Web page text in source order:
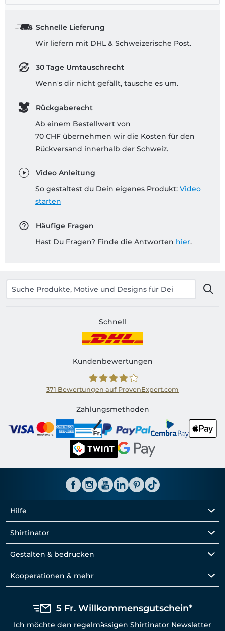
Schnelle Lieferung
Wir liefern mit DHL & Schweizerische Post.
30 Tage Umtauschrecht
Wenn's dir nicht gefällt, tausche es um.
Rückgaberecht
Ab einem Bestellwert von
70 CHF übernehmen wir die Kosten für den
Rückversand innerhalb der Schweiz.
Video Anleitung
So gestaltest du Dein eigenes Produkt: Video
starten
Häufige Fragen
Hast Du Fragen? Finde die Antworten hier.
Schnell
Kundenbewertungen
Shirtinator CH
371 Bewertungen auf ProvenExpert.com
Zahlungsmethoden
Hilfe
Shirtinator
Gestalten & bedrucken
Kooperationen & mehr
5 Fr. Willkommensgutschein*
Ich möchte den regelmässigen Shirtinator Newsletter